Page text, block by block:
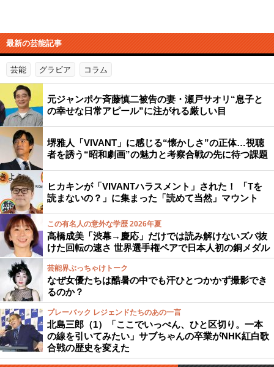
最新の芸能記事
芸能 グラビア コラム
元ジャンポケ斉藤慎二被告の妻・瀬戸サオリ“息子と
の幸せな日常アピール”に注がれる厳しい目
堺雅人「VIVANT」に感じる“懐かしさ”の正体…視聴
者を誘う“昭和劇画”の魅力と考察合戦の先に待つ課題
ヒカキンが「VIVANTハラスメント」された！ 「Tを
読まないの？」に集まった「読めて当然」マウント
この有名人の意外な学歴 2026年夏
高橋成美「渋幕→慶応」だけでは読み解けないズバ抜
けた回転の速さ 世界選手権ペアで日本人初の銅メダル
芸能界ぶっちゃけトーク
なぜ女優たちは酷暑の中でも汗ひとつかかず撮影でき
るのか？
プレーバック レジェンドたちのあの一言
北島三郎（1）「ここでいっぺん、ひと区切り。一本
の線を引いてみたい」サブちゃんの卒業がNHK紅白歌
合戦の歴史を変えた